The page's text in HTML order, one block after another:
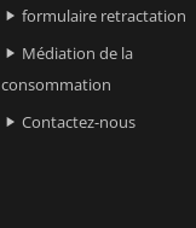
 formulaire retractation
 Médiation de la
consommation
 Contactez-nous